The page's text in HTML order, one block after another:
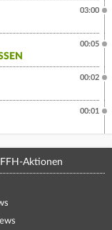
03:00
00:05
00:02
00:01
FFH-Aktionen